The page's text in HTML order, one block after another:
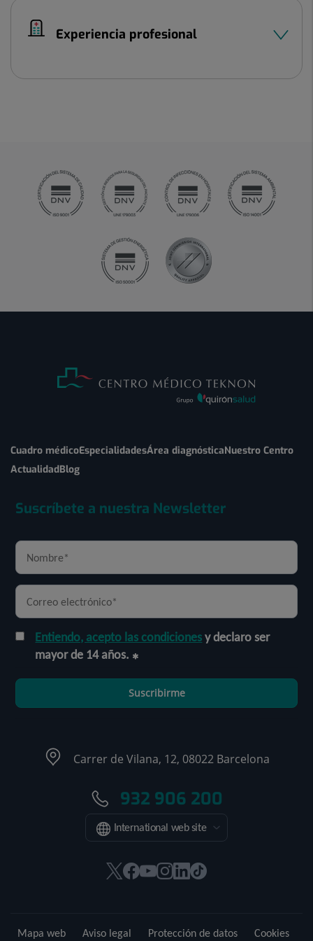
Experiencia profesional
Cuadro médicoEspecialidadesÁrea diagnósticaNuestro Centro
ActualidadBlog
Suscríbete a nuestra Newsletter
Entiendo, acepto las condicionesy declaro ser
mayor de 14 años.
Suscribirme
Carrer de Vilana, 12, 08022 Barcelona
932 906 200
International web site
EsteEsteEsteEsteEsteEnlace
Mapa web Aviso legal Protección de datos Cookies